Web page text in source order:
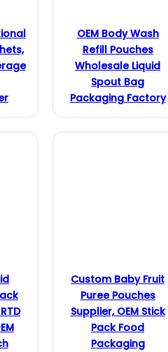
OEM Body Wash
Refill Pouches
Wholesale Liquid
Spout Bag
Packaging Factory
Custom Baby Fruit
Puree Pouches
Supplier, OEM Stick
Pack Food
Packaging